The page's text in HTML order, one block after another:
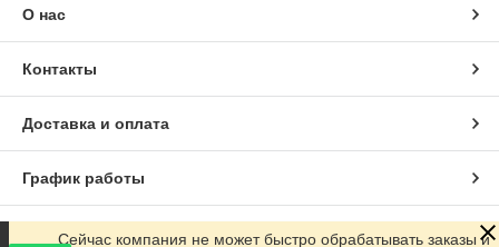
О нас
Контакты
Доставка и оплата
График работы
Полная версия сайта
Сейчас компания не может быстро обрабатывать заказы и